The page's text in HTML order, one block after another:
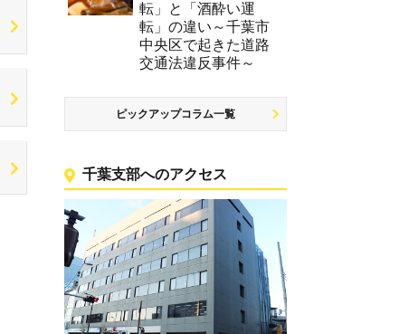
転」と「酒酔い運
転」の違い～千葉市
中央区で起きた道路
交通法違反事件～
ピックアップコラム一覧
千葉支部へのアクセス